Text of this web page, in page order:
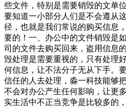
些文件，特别是需要销毁的文单
要知道一小部分人们是不会遵从
径，也就是我们常说的购买信息
要的！一、办公中的文件销毁是
司的文件去购买回来，盗用信息
毁处理是需要重视的，只有处理
何信息，让不法分子无从下手。
信任的人去处理，淼一科技能够
不会对办公产生任何影响，让更
实生活中不正当竞争是比较多的